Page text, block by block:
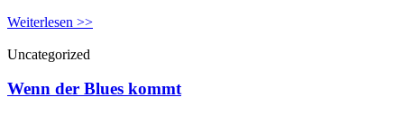
Weiterlesen >>
Uncategorized
Wenn der Blues kommt